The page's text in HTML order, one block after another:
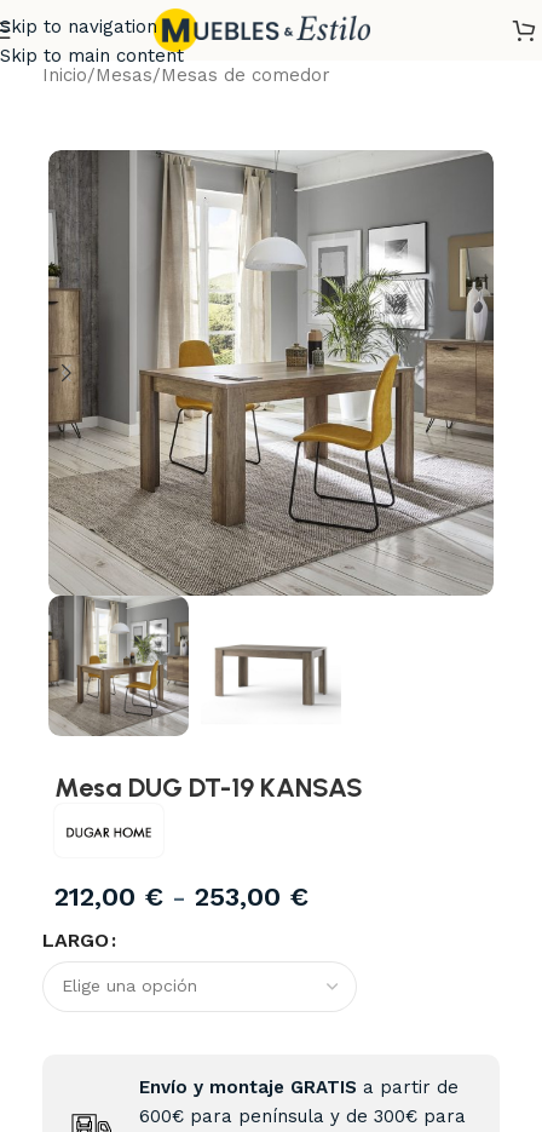
Skip to navigation
Skip to main content
Inicio/Mesas/Mesas de comedor
Mesa DUG DT-19 KANSAS
212,00 € - 253,00 €
LARGO
Envío y montaje GRATIS a partir de
600€ para península y de 300€ para